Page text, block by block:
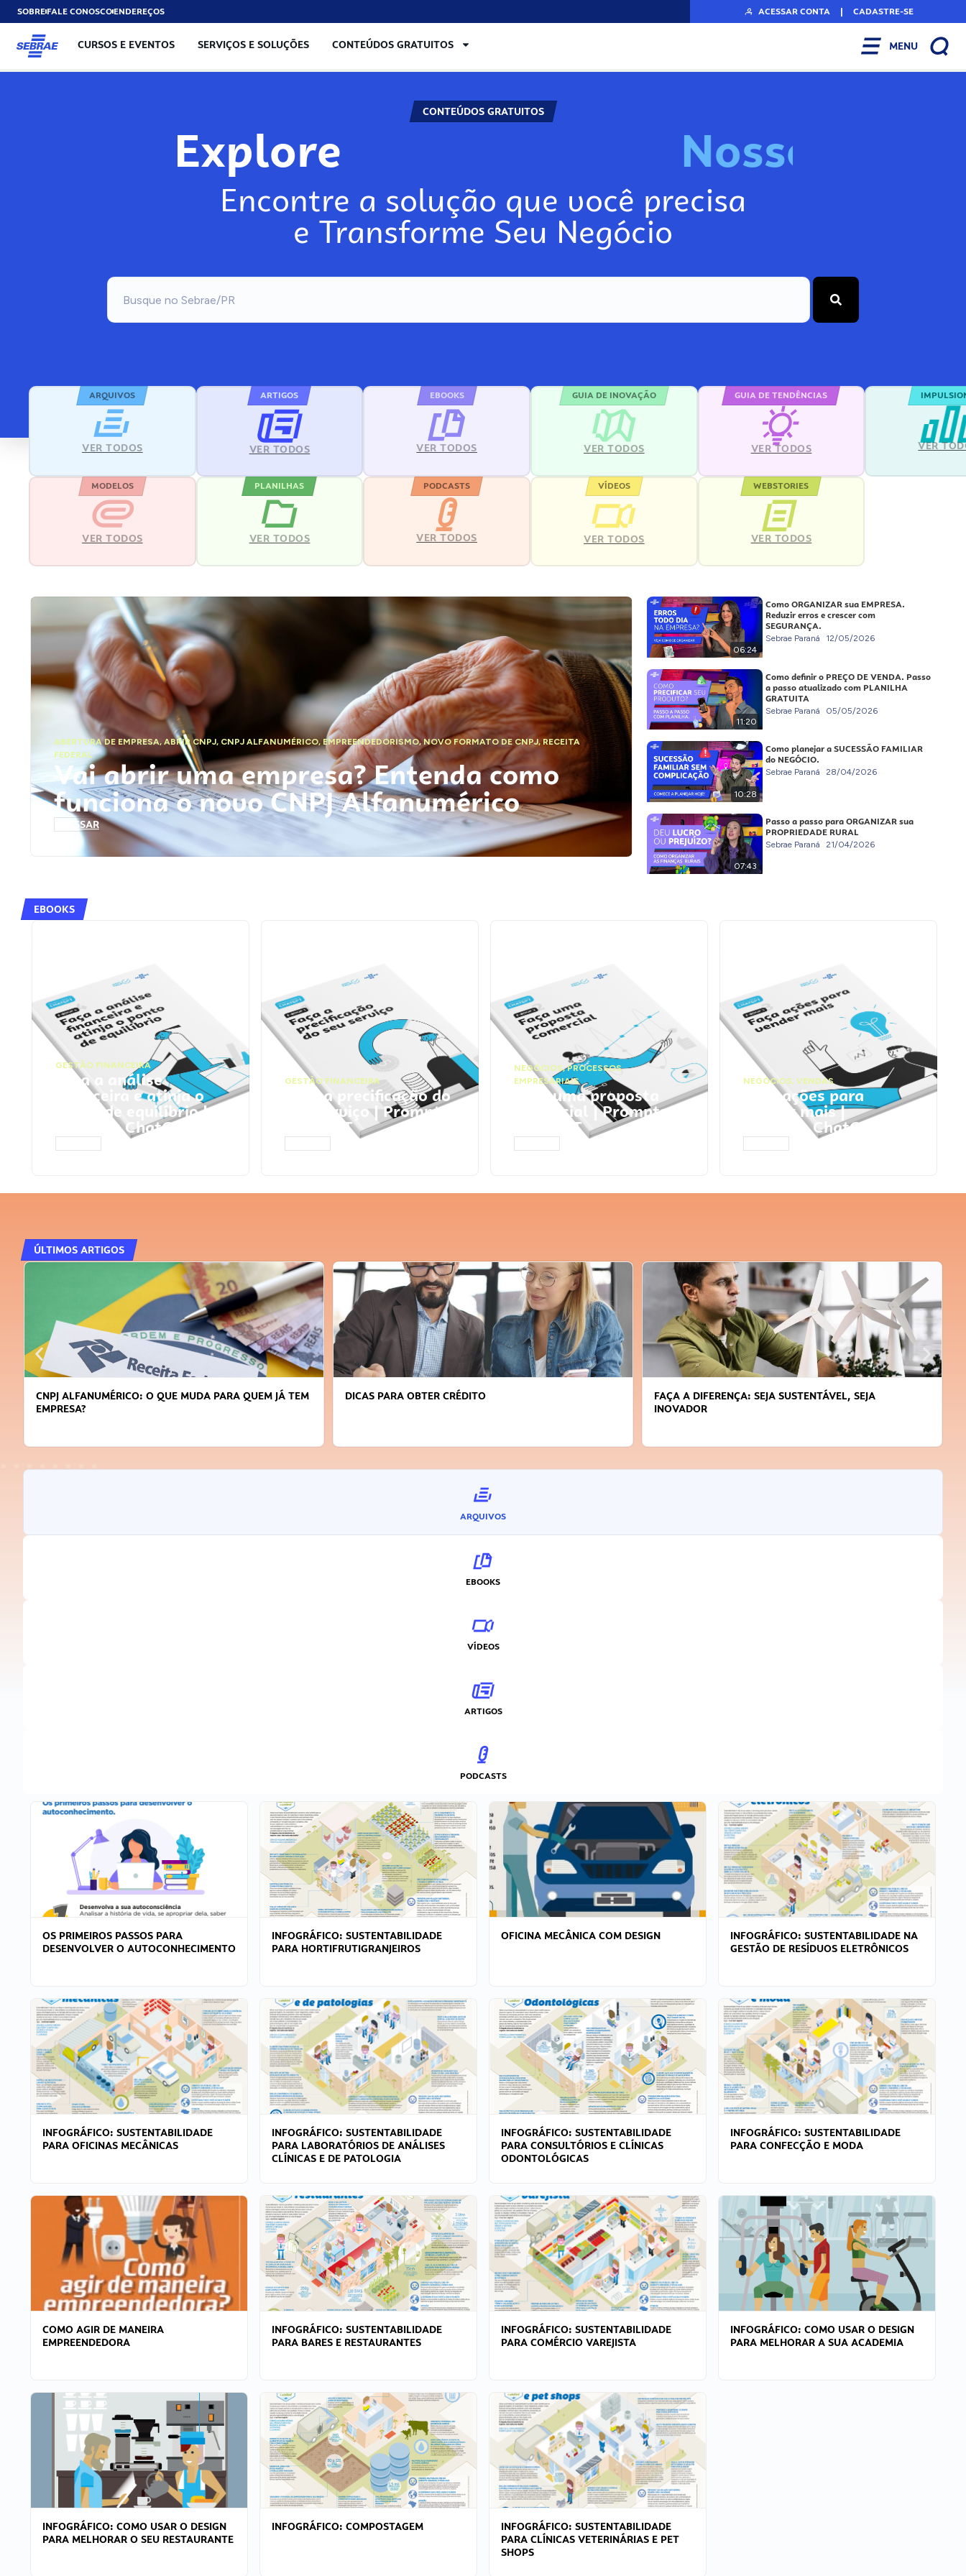
SOBREFALE CONOSCOENDEREÇOS ACESSAR CONTA | CADASTRE-SE
CURSOS E EVENTOS SERVIÇOS E SOLUÇÕES CONTEÚDOS GRATUITOS MENU
CONTEÚDOS GRATUITOS
Explore Nosso
Encontre a solução que você precisa
e Transforme Seu Negócio
ARQUIVOS
VER TODOS
ARTIGOS
VER TODOS
EBOOKS
VER TODOS
GUIA DE INOVAÇÃO
VER TODOS
GUIA DE TENDÊNCIAS
VER TODOS VER
MODELOS
VER TODOS
PLANILHAS
VER TODOS
PODCASTS
VER TODOS
VÍDEOS
VER TODOS
WEBSTORIES
VER TODOS
ABERTURA DE EMPRESA,ABRIR CNPJ, CNPJ ALFANUMÉRICO, EMPREENDEDORISMO,NOVO FORMATO DE CNPJ,RECEITA
FEDERAL
Vai abrir uma empresa? Entenda como
funciona o novo CNPJ Alfanumérico
ACESSAR
06:24
Como ORGANIZAR sua EMPRESA.
Reduzir erros e crescer com
SEGURANÇA.
Sebrae Paraná 12/05/2026
11:20
Como definir o PREÇO DE VENDA. Passo
a passo atualizado com PLANILHA
GRATUITA
Sebrae Paraná 05/05/2026
10:28
Como planejar a SUCESSÃO FAMILIAR
do NEGÓCIO.
Sebrae Paraná 28/04/2026
07:43
Passo a passo para ORGANIZAR sua
PROPRIEDADE RURAL
Sebrae Paraná 21/04/2026
EBOOKS
GESTÃO FINANCEIRA
Faça a análise
financeira e atinja o
ponto de equilíbrio |
Prompts ChatGPT
GESTÃO FINANCEIRA
Faça a precificação do
seu serviço | Prompts
ChatGPT
NEGÓCIOS,PROCESSOS
EMPRESARIAIS
Faça uma proposta
comercial | Prompts
ChatGPT
NEGÓCIOS, VENDAS
Faça ações para
vender mais |
Prompts ChatGPT
ÚLTIMOS ARTIGOS
CNPJ ALFANUMÉRICO: O QUE MUDA PARA QUEM JÁ TEM
EMPRESA?
DICAS PARA OBTER CRÉDITO
FAÇA A DIFERENÇA: SEJA SUSTENTÁVEL, SEJA
INOVADOR
ARQUIVOS
EBOOKS
VÍDEOS
ARTIGOS
PODCASTS
OS PRIMEIROS PASSOS PARA
DESENVOLVER O AUTOCONHECIMENTO
INFOGRÁFICO: SUSTENTABILIDADE
PARA HORTIFRUTIGRANJEIROS
OFICINA MECÂNICA COM DESIGN
INFOGRÁFICO: SUSTENTABILIDADE NA
GESTÃO DE RESÍDUOS ELETRÔNICOS
INFOGRÁFICO: SUSTENTABILIDADE
PARA OFICINAS MECÂNICAS
INFOGRÁFICO: SUSTENTABILIDADE
PARA LABORATÓRIOS DE ANÁLISES
CLÍNICAS E DE PATOLOGIA
INFOGRÁFICO: SUSTENTABILIDADE
PARA CONSULTÓRIOS E CLÍNICAS
ODONTOLÓGICAS
INFOGRÁFICO: SUSTENTABILIDADE
PARA CONFECÇÃO E MODA
COMO AGIR DE MANEIRA
EMPREENDEDORA
INFOGRÁFICO: SUSTENTABILIDADE
PARA BARES E RESTAURANTES
INFOGRÁFICO: SUSTENTABILIDADE
PARA COMÉRCIO VAREJISTA
INFOGRÁFICO: COMO USAR O DESIGN
PARA MELHORAR A SUA ACADEMIA
INFOGRÁFICO: COMO USAR O DESIGN
PARA MELHORAR O SEU RESTAURANTE
INFOGRÁFICO: COMPOSTAGEM
INFOGRÁFICO: SUSTENTABILIDADE
PARA CLÍNICAS VETERINÁRIAS E PET
SHOPS